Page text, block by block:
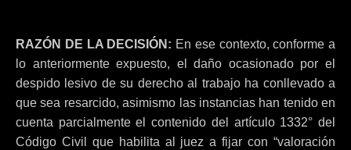
RAZÓN DE LA DECISIÓN: En ese contexto, conforme a
lo anteriormente expuesto, el daño ocasionado por el
despido lesivo de su derecho al trabajo ha conllevado a
que sea resarcido, asimismo las instancias han tenido en
cuenta parcialmente el contenido del artículo 1332° del
Código Civil que habilita al juez a fijar con “valoración